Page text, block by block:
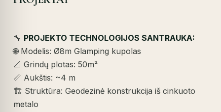
🔧 PROJEKTO TECHNOLOGIJOS SANTRAUKA:
🌐 Modelis: Ø8m Glamping kupolas
📐 Grindų plotas: 50m²
📏 Aukštis: ~4 m
🏗️ Struktūra: Geodezinė konstrukcija iš cinkuoto
metalo